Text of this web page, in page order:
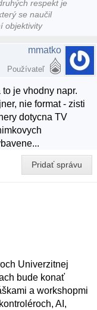
respekt je
se naučil
objektivity
mmatko
Používateľ
je vhodny napr.
nie format - zisti
dotycna TV
Pridať správu
Univerzitnej
bude konať
a workshopmi
AI,